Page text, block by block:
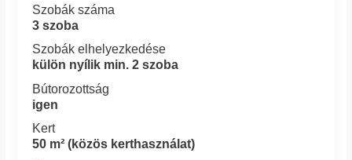
Szobák száma
3 szoba
Szobák elhelyezkedése
külön nyílik min. 2 szoba
Bútorozottság
igen
Kert
50 m² (közös kerthasználat)